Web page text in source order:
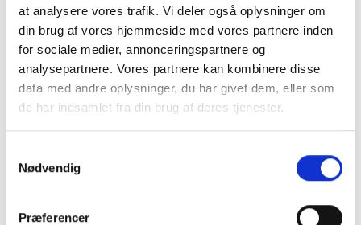
at analysere vores trafik. Vi deler også oplysninger om
din brug af vores hjemmeside med vores partnere inden
for sociale medier, annonceringspartnere og
analysepartnere. Vores partnere kan kombinere disse
data med andre oplysninger, du har givet dem, eller som
de har indsamlet fra din brug af deres tjenester.
Nødvendig
Præferencer